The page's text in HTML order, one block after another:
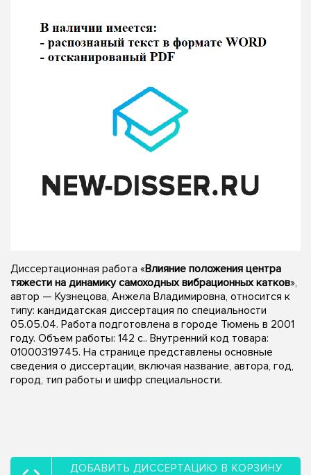
Диссертационная работа «Влияние положения центра
тяжести на динамику самоходных вибрационных катков»,
автор — Кузнецова, Анжела Владимировна, относится к
типу: кандидатская диссертация по специальности
05.05.04. Работа подготовлена в городе Тюмень в 2001
году. Объем работы: 142 с.. Внутренний код товара:
01000319745. На странице представлены основные
сведения о диссертации, включая название, автора, год,
город, тип работы и шифр специальности.
ДОБАВИТЬ ДИССЕРТАЦИЮ В КОРЗИНУ